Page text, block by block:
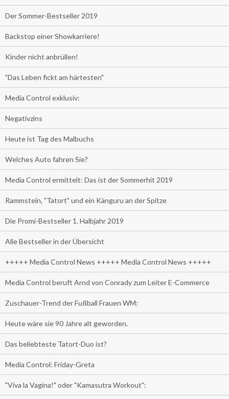
Der Sommer-Bestseller 2019
Backstop einer Showkarriere!
Kinder nicht anbrüllen!
"Das Leben fickt am härtesten"
Media Control exklusiv:
Negativzins
Heute ist Tag des Malbuchs
Welches Auto fahren Sie?
Media Control ermittelt: Das ist der Sommerhit 2019
Rammstein, "Tatort" und ein Känguru an der Spitze
Die Promi-Bestseller 1. Halbjahr 2019
Alle Bestseller in der Übersicht
+++++ Media Control News +++++ Media Control News +++++
Media Control beruft Arnd von Conrady zum Leiter E-Commerce
Zuschauer-Trend der Fußball Frauen WM:
Heute wäre sie 90 Jahre alt geworden.
Das beliebteste Tatort-Duo ist?
Media Control: Friday-Greta
"Viva la Vagina!" oder "Kamasutra Workout":